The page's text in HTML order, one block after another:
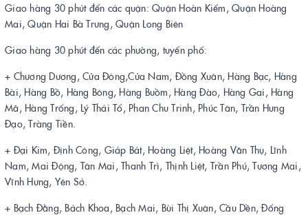
Giao hàng 30 phút đến các quận: Quận Hoàn Kiếm, Quận Hoàng
Mai, Quận Hai Bà Trưng, Quận Long Biên
Giao hàng 30 phút đến các phường, tuyến phố:
+ Chương Dương, Cửa Đông,Cửa Nam, Đồng Xuân, Hàng Bạc, Hàng
Bài, Hàng Bồ, Hàng Bông, Hàng Buồm, Hàng Đào, Hàng Gai, Hàng
Mã, Hàng Trống, Lý Thái Tổ, Phan Chu Trinh, Phúc Tân, Trần Hưng
Đạo, Tràng Tiền.
+ Đại Kim, Định Công, Giáp Bát, Hoàng Liệt, Hoàng Văn Thụ, Lĩnh
Nam, Mai Động, Tân Mai, Thanh Trì, Thịnh Liệt, Trần Phú, Tương Mai,
Vĩnh Hưng, Yên Sở.
+ Bạch Đằng, Bách Khoa, Bạch Mai, Bùi Thị Xuân, Cầu Dền, Đống